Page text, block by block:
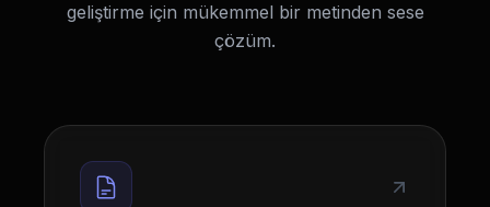
geliştirme için mükemmel bir metinden sese
çözüm.